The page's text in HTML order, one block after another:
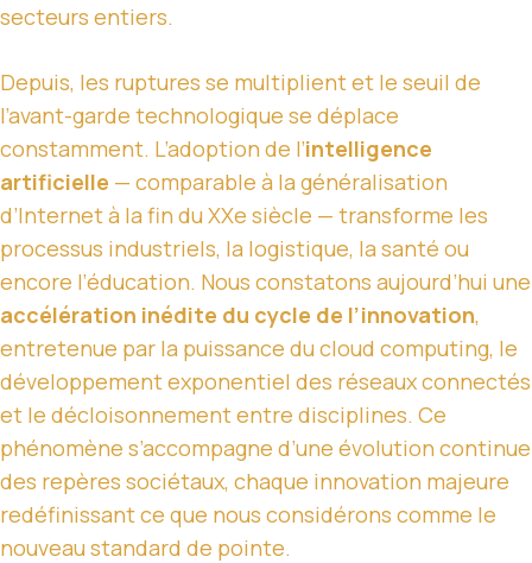
secteurs entiers.
Depuis, les ruptures se multiplient et le seuil de
l’avant-garde technologique se déplace
constamment. L’adoption de l’intelligence
artificielle — comparable à la généralisation
d’Internet à la fin du XXe siècle — transforme les
processus industriels, la logistique, la santé ou
encore l’éducation. Nous constatons aujourd’hui une
accélération inédite du cycle de l’innovation,
entretenue par la puissance du cloud computing, le
développement exponentiel des réseaux connectés
et le décloisonnement entre disciplines. Ce
phénomène s’accompagne d’une évolution continue
des repères sociétaux, chaque innovation majeure
redéfinissant ce que nous considérons comme le
nouveau standard de pointe.